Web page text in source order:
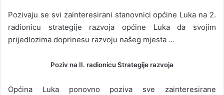
Pozivaju se svi zainteresirani stanovnici općine Luka na 2.
radionicu strategije razvoja općine Luka da svojim
prijedlozima doprinesu razvoju našeg mjesta …
Poziv na II. radionicu Strategije razvoja
Općina Luka ponovno poziva sve zainteresirane